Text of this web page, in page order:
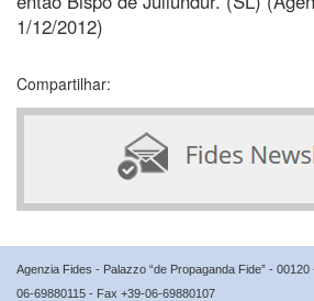
1/12/2012)
Compartilhar:
Agenzia Fides - Palazzo “de Propaganda Fide” -
06-69880115 - Fax +39-06-69880107